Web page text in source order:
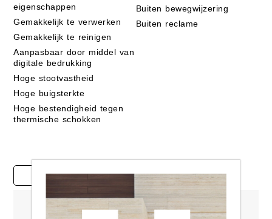
eigenschappen
Gemakkelijk te verwerken
Gemakkelijk te reinigen
Aanpasbaar door middel van
digitale bedrukking
Hoge stootvastheid
Hoge buigsterkte
Hoge bestendigheid tegen
thermische schokken
Casestudy's
Buiten bewegwijzering
Buiten reclame